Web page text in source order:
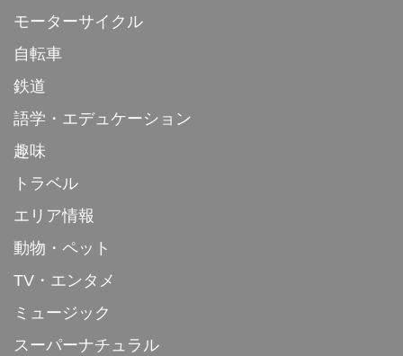
モーターサイクル
自転車
鉄道
語学・エデュケーション
趣味
トラベル
エリア情報
動物・ペット
TV・エンタメ
ミュージック
スーパーナチュラル